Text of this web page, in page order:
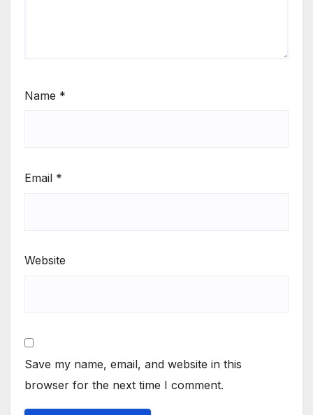
Name *
Email *
Website
Save my name, email, and website in this
browser for the next time I comment.